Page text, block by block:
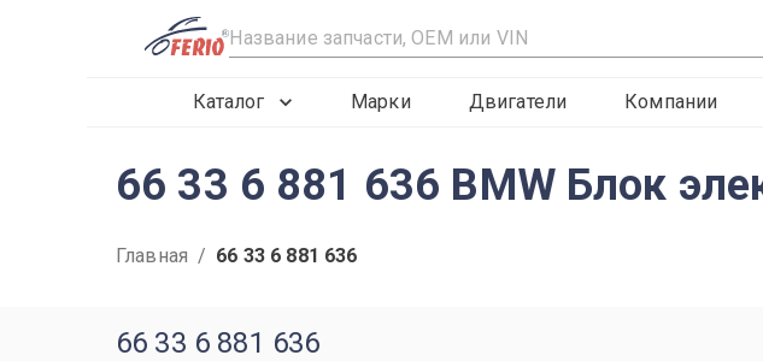
R
Каталог Марки Двигатели Компании
66 33 6 881 636 BMW Блок
Главная / 66 33 6 881 636
66 33 6 881 636